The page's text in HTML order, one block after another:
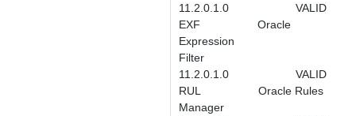
11.2.0.1.0 VALID
EXF Oracle
Expression
Filter
11.2.0.1.0 VALID
RUL Oracle Rules
Manager